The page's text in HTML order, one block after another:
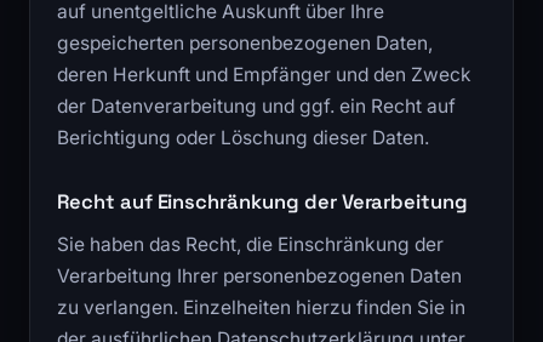
auf unentgeltliche Auskunft über Ihre
gespeicherten personenbezogenen Daten,
deren Herkunft und Empfänger und den Zweck
der Datenverarbeitung und ggf. ein Recht auf
Berichtigung oder Löschung dieser Daten.
Recht auf Einschränkung der Verarbeitung
Sie haben das Recht, die Einschränkung der
Verarbeitung Ihrer personenbezogenen Daten
zu verlangen. Einzelheiten hierzu finden Sie in